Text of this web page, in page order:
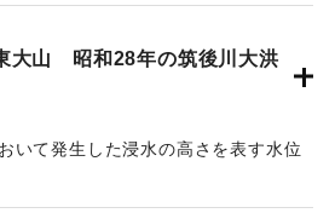
が示されている。
大山 昭和28年の筑後川大洪
いて発生した浸水の高さを表す水位